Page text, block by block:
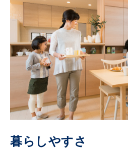
暮らしやすさ